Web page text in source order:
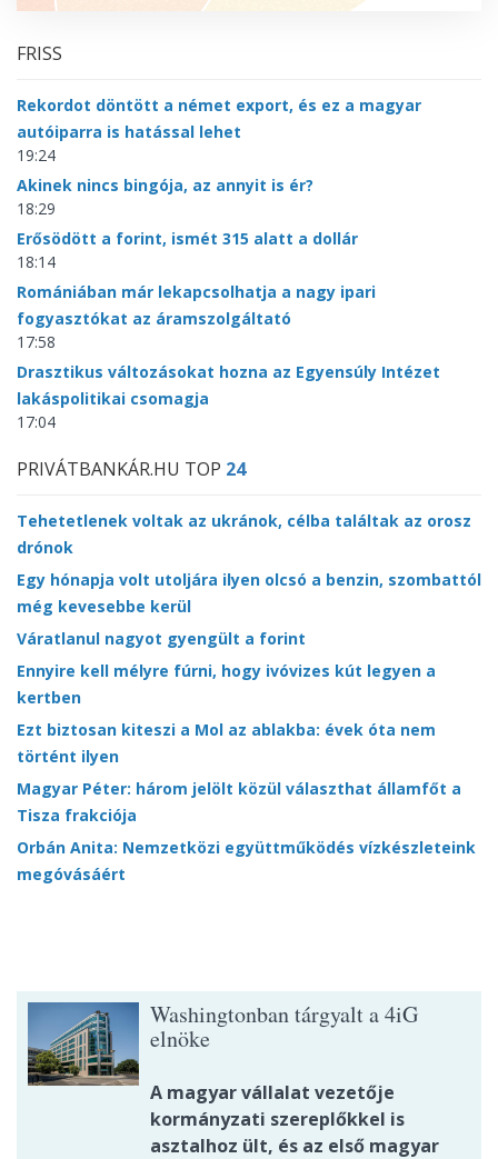
FRISS
Rekordot döntött a német export, és ez a magyar
autóiparra is hatással lehet
19:24
Akinek nincs bingója, az annyit is ér?
18:29
Erősödött a forint, ismét 315 alatt a dollár
18:14
Romániában már lekapcsolhatja a nagy ipari
fogyasztókat az áramszolgáltató
17:58
Drasztikus változásokat hozna az Egyensúly Intézet
lakáspolitikai csomagja
17:04
PRIVÁTBANKÁR.HU TOP 24
Tehetetlenek voltak az ukránok, célba találtak az orosz
drónok
Egy hónapja volt utoljára ilyen olcsó a benzin, szombattól
még kevesebbe kerül
Váratlanul nagyot gyengült a forint
Ennyire kell mélyre fúrni, hogy ivóvizes kút legyen a
kertben
Ezt biztosan kiteszi a Mol az ablakba: évek óta nem
történt ilyen
Magyar Péter: három jelölt közül választhat államfőt a
Tisza frakciója
Orbán Anita: Nemzetközi együttműködés vízkészleteink
megóvásáért
Washingtonban tárgyalt a 4iG
elnöke
A magyar vállalat vezetője
kormányzati szereplőkkel is
asztalhoz ült, és az első magyar